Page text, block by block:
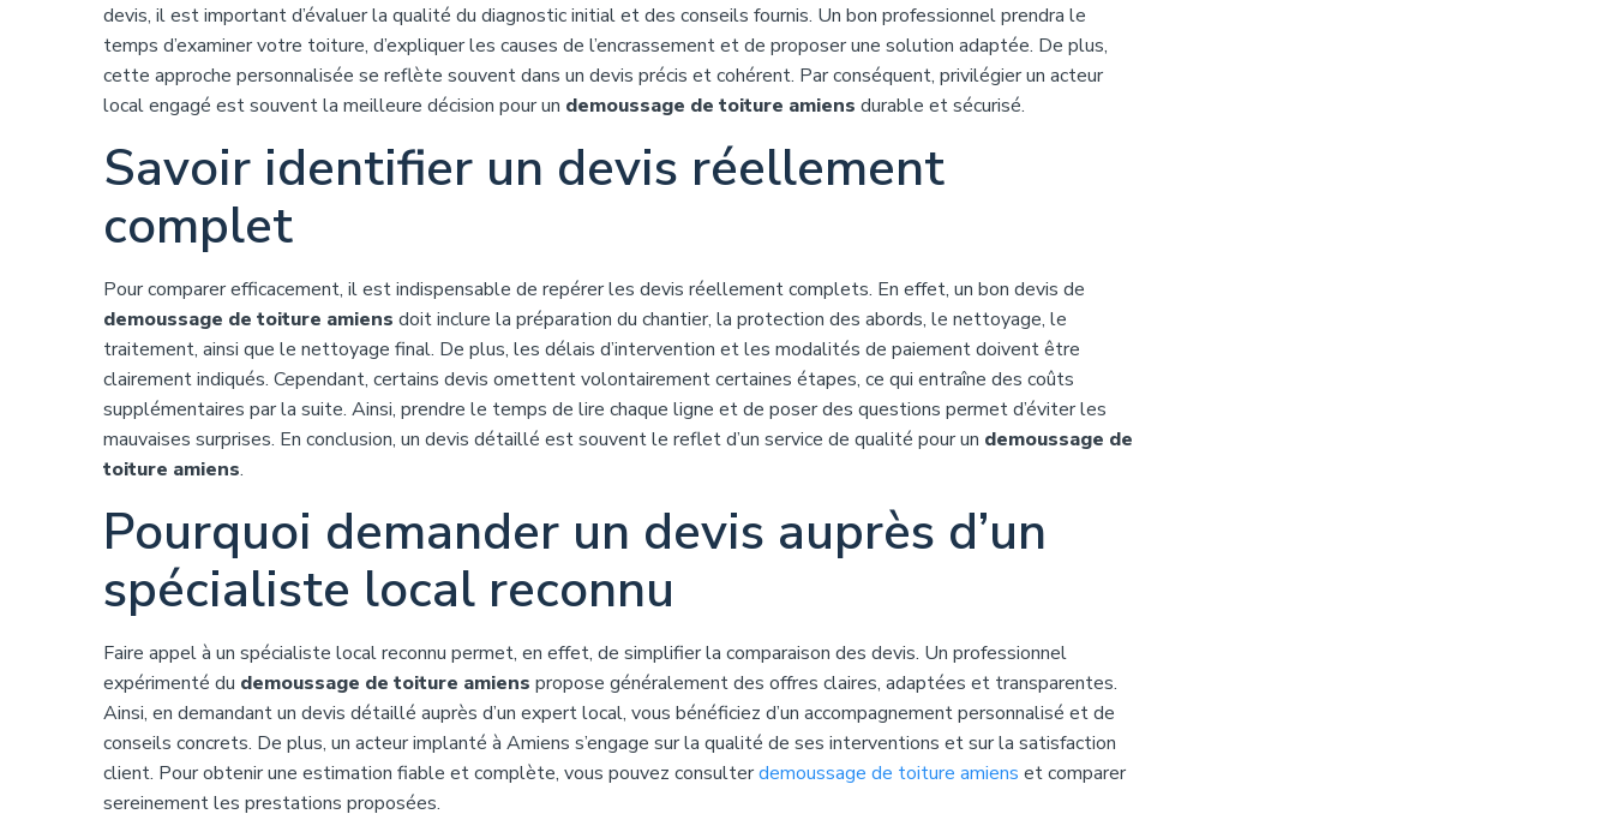
devis, il est important d’évaluer la qualité du diagnostic initial et des conseils fournis. Un bon professionnel prendra le
temps d’examiner votre toiture, d’expliquer les causes de l’encrassement et de proposer une solution adaptée. De plus,
cette approche personnalisée se reflète souvent dans un devis précis et cohérent. Par conséquent, privilégier un acteur
local engagé est souvent la meilleure décision pour un demoussage de toiture amiens durable et sécurisé.
Savoir identifier un devis réellement
complet
Pour comparer efficacement, il est indispensable de repérer les devis réellement complets. En effet, un bon devis de
demoussage de toiture amiens doit inclure la préparation du chantier, la protection des abords, le nettoyage, le
traitement, ainsi que le nettoyage final. De plus, les délais d’intervention et les modalités de paiement doivent être
clairement indiqués. Cependant, certains devis omettent volontairement certaines étapes, ce qui entraîne des coûts
supplémentaires par la suite. Ainsi, prendre le temps de lire chaque ligne et de poser des questions permet d’éviter les
mauvaises surprises. En conclusion, un devis détaillé est souvent le reflet d’un service de qualité pour un demoussage de
toiture amiens.
Pourquoi demander un devis auprès d’un
spécialiste local reconnu
Faire appel à un spécialiste local reconnu permet, en effet, de simplifier la comparaison des devis. Un professionnel
expérimenté du demoussage de toiture amiens propose généralement des offres claires, adaptées et transparentes.
Ainsi, en demandant un devis détaillé auprès d’un expert local, vous bénéficiez d’un accompagnement personnalisé et de
conseils concrets. De plus, un acteur implanté à Amiens s’engage sur la qualité de ses interventions et sur la satisfaction
client. Pour obtenir une estimation fiable et complète, vous pouvez consulterdemoussage de toiture amiens et comparer
sereinement les prestations proposées.